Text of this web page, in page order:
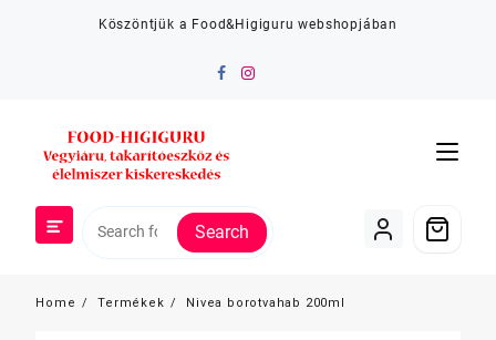
Köszöntjük a Food&Higiguru webshopjában
Search
Home Termékek Nivea borotvahab 200ml